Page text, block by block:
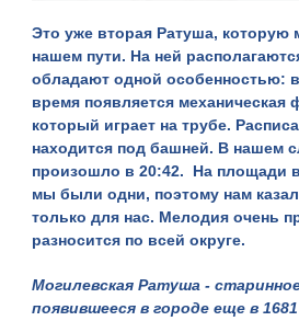
Это уже вторая Ратуша, которую
нашем пути. На ней
обладают одной особенностью:
время появляется механическая
который играет на трубе.
находится под башней. В нашем
произошло в 20:42. На площади
мы были одни, поэтому нам
только для нас. Мелодия очень
разносится по всей округе.
Могилевская Ратуша -
появившееся в городе еще в